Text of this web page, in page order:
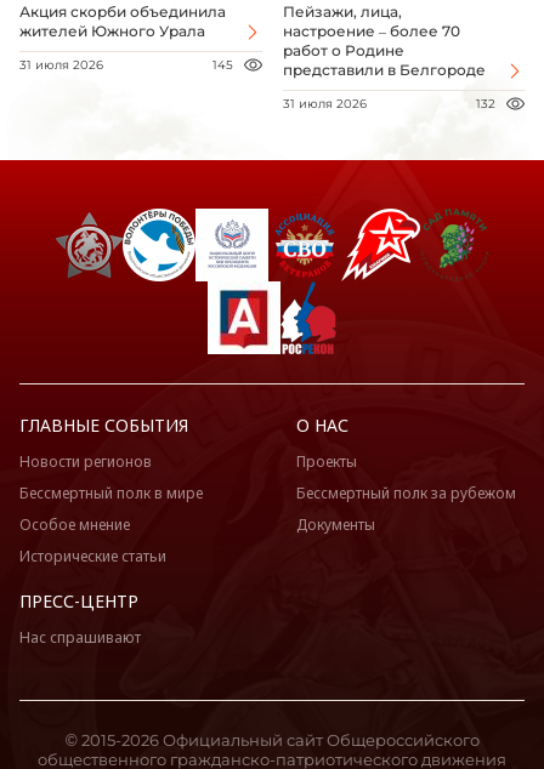
Акция скорби объединила
жителей Южного Урала
31 июля 2026 145
Пейзажи, лица,
настроение – более 70
работ о Родине
представили в Белгороде
31 июля 2026 132
ГЛАВНЫЕ СОБЫТИЯ
Новости регионов
Бессмертный полк в мире
Особое мнение
Исторические статьи
О НАС
Проекты
Бессмертный полк за рубежом
Документы
ПРЕСС-ЦЕНТР
Нас спрашивают
© 2015-2026 Официальный сайт Общероссийского
общественного гражданско-патриотического движения